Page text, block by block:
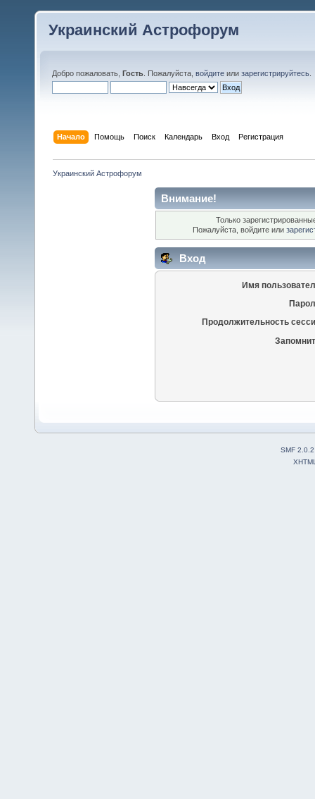
Украинский Астрофорум
Добро пожаловать, Гость . Пожалуйста, войдите или зарегистрируйтесь
Начало Помощь Поиск Календарь Вход Регистрация
Украинский Астрофорум
Внимание!
Только
Пожалуйста, войдите или
Вход
Имя
Продолжительность
SMF 2.0.2